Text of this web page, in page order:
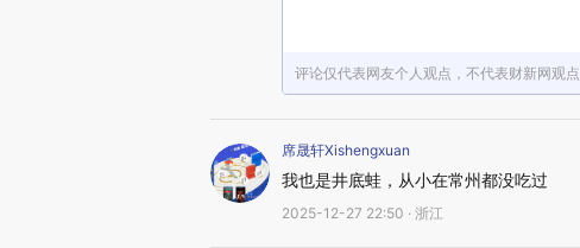
评论仅代表网友个人观点，不代表财新网观点
席晟轩Xishengxuan
我也是井底蛙，从小在常州都没吃过
2025-12-27 22:50 · 浙江